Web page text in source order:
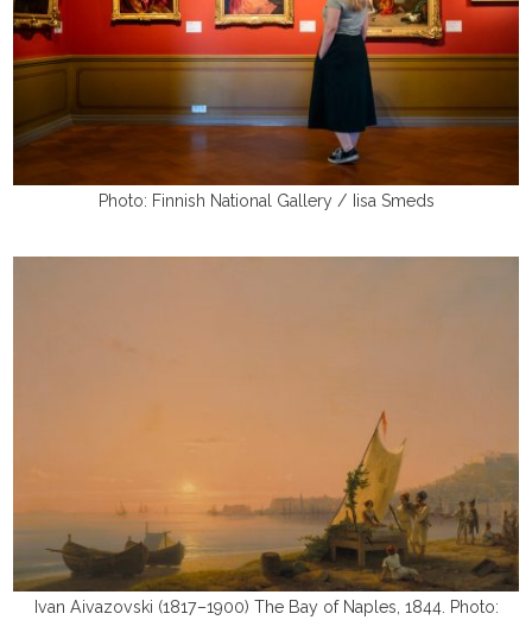
Photo: Finnish National Gallery / Iisa Smeds
Ivan Aivazovski (1817–1900) The Bay of Naples, 1844. Photo: